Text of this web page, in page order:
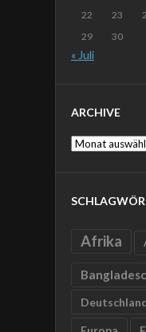
22
23
29
30
« Juli
ARCHIVE
Archive
Afrika